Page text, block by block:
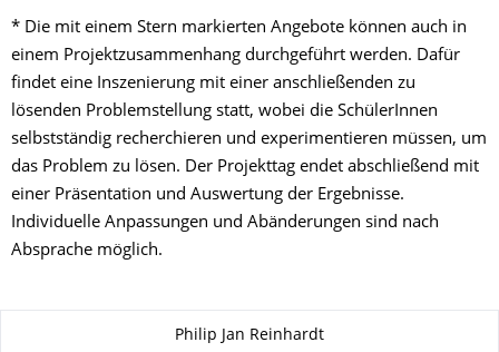
* Die mit einem Stern markierten Angebote können auch in
einem Projektzusammenhang durchgeführt werden. Dafür
findet eine Inszenierung mit einer anschließenden zu
lösenden Problemstellung statt, wobei die SchülerInnen
selbstständig recherchieren und experimentieren müssen, um
das Problem zu lösen. Der Projekttag endet abschließend mit
einer Präsentation und Auswertung der Ergebnisse.
Individuelle Anpassungen und Abänderungen sind nach
Absprache möglich.
Philip Jan Reinhardt